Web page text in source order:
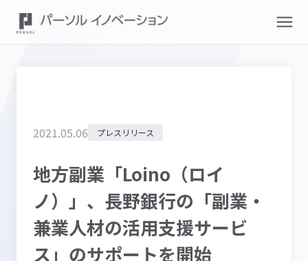
2021.05.06 プレスリリース
地方副業「Loino（ロイ
ノ）」、長野銀行の「副業・
兼業人材の活用支援サービ
ス」のサポートを開始